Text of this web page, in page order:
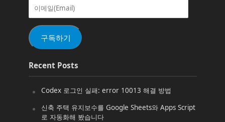
(Email)
구독하기
Recent Posts
Codex 로그인 실패: error 10013 해결 방법
신축 주택 유지보수를 Google Sheets와 Apps Script
로 자동화해 봤습니다